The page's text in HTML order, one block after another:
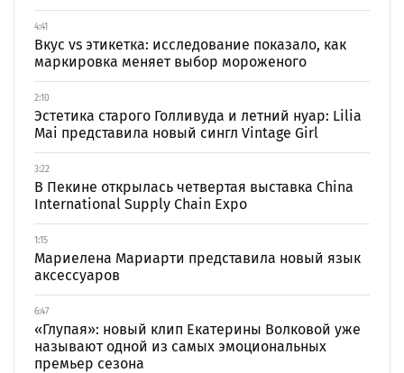
4:41
Вкус vs этикетка: исследование показало, как
маркировка меняет выбор мороженого
2:10
Эстетика старого Голливуда и летний нуар: Lilia
Mai представила новый сингл Vintage Girl
3:22
В Пекине открылась четвертая выставка China
International Supply Chain Expo
1:15
Мариелена Мариарти представила новый язык
аксессуаров
6:47
«Глупая»: новый клип Екатерины Волковой уже
называют одной из самых эмоциональных
премьер сезона